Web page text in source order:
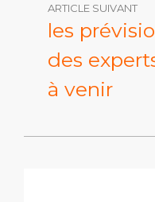
ARTICLE SUIVANT
les
des
à venir